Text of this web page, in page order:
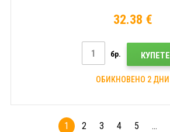
32.38 €
бр. КУПЕТЕ
ОБИКНОВЕНО 2 ДНИ
1 2 3 4 5 ...